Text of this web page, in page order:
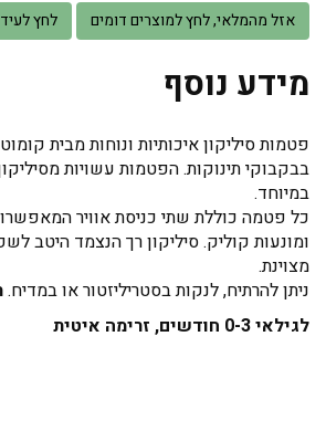
אזל מהמלאי, לחץ למוצרים דומים לחץ
מידע נוסף
פטמות סיליקון איכותיות ונוחות מבית
בבקבוקי תינוקות. הפטמות עשויות מסיליקון
במיוחד.
כל פטמה כוללת שתי כניסת אוויר
ומונעות קוליק. סיליקון רך הנצמד היטב
מצוינת.
ניתן להרתיח, לנקות בסטריליזטור או במדיח.
לגילאי 0-3 חודשים, זרימה איטית